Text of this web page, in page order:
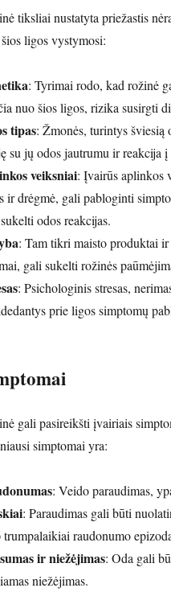
tiksliai nustatyta priežastis
ligos vystymosi:
: Tyrimai rodo, kad rožinė
nuo šios ligos, rizika susirgti
tipas: Žmonės, turintys
su jų odos jautrumu ir reakcija
veiksniai: Įvairūs aplinkos
ir drėgmė, gali pabloginti
odos reakcijas.
: Tam tikri maisto produktai
gali sukelti rožinės
: Psichologinis stresas,
prie ligos simptomų
gali pasireikšti įvairiais
simptomai yra:
: Veido paraudimas,
: Paraudimas gali būti
trumpalaikiai raudonumo
ir niežėjimas: Oda gali
niežėjimas.